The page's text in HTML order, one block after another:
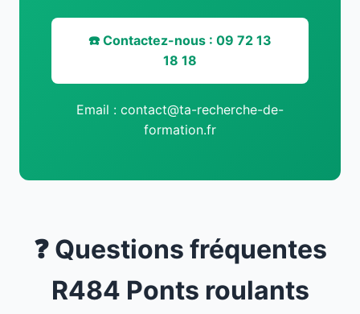
☎️ Contactez-nous : 09 72 13
18 18
Email : contact@ta-recherche-de-
formation.fr
❓ Questions fréquentes
R484 Ponts roulants